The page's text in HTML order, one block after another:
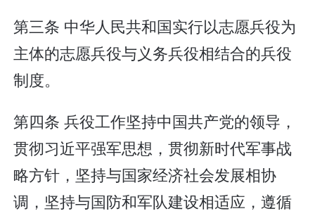
第三条 中华人民共和国实行以志愿兵役为
主体的志愿兵役与义务兵役相结合的兵役
制度。
第四条 兵役工作坚持中国共产党的领导，
贯彻习近平强军思想，贯彻新时代军事战
略方针，坚持与国家经济社会发展相协
调，坚持与国防和军队建设相适应，遵循